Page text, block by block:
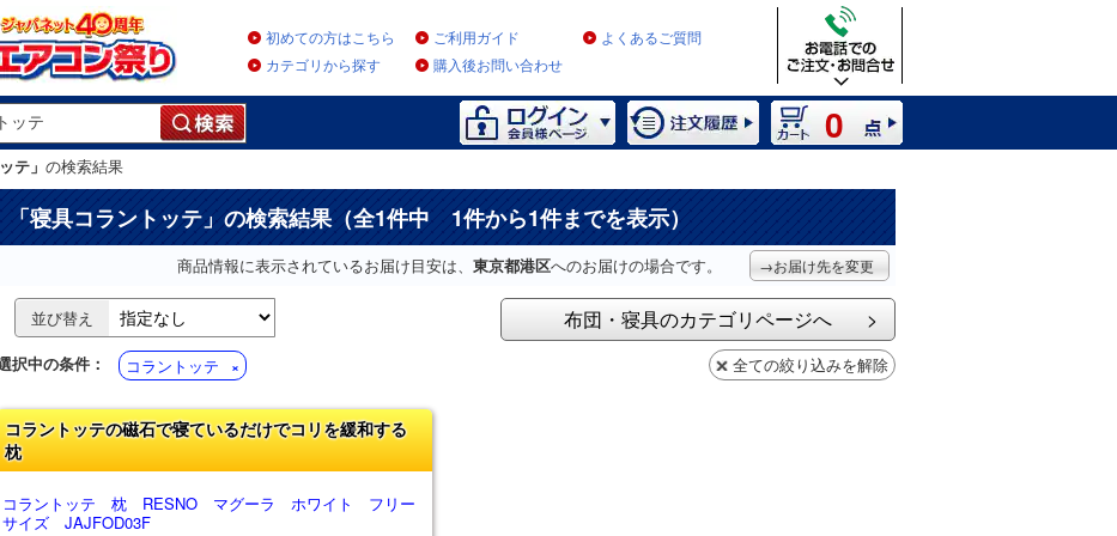
初めての方はこちら ご利用ガイド
よくあるご質問
カテゴリから探す
購入後お問い合わせ
0
テ」 の検索結果
「寝具コラントッテ 」の検索結果（全1件中 1件から1件までを表示）
商品情報に表示されているお届け目安は、 東京都港区へのお届けの場合です。 →お届け先を変更
並び替え 布団・寝具のカテゴリページへ
択中の条件： コラントッテ 全ての絞り込みを解除
コラントッテの磁石で寝ているだけでコリを緩和する
枕
コラントッテ 枕 RESNO マグーラ ホワイト フリー
サイズ JAJFOD03F